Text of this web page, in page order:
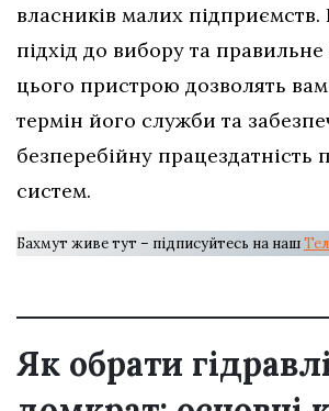
власників малих
підхід до вибору та
цього пристрою дозволять
термін його служби та
безперебійну працездатність
систем.
Бахмут живе тут – підписуйтесь на наш
Як обрати